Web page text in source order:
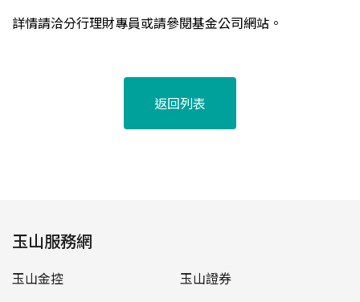
詳情請洽分行理財專員或請參閱基金公司網站。
返回列表
玉山服務網
玉山金控
玉山證券